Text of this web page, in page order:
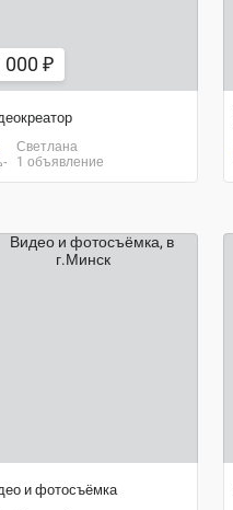
000 ₽
Светлана
1 объявление
и фотосъёмка